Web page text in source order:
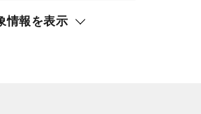
還元
情報を表示